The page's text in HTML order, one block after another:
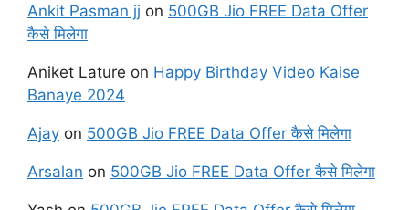
Ankit Pasman jj on 500GB Jio FREE Data Offer
कैसे मिलेगा
Aniket Lature on Happy Birthday Video Kaise
Banaye 2024
Ajay on 500GB Jio FREE Data Offer कैसे मिलेगा
Arsalan on 500GB Jio FREE Data Offer कैसे मिलेगा